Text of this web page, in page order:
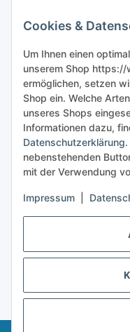
Cookies &
Um Ihnen einen
unserem Shop
ermöglichen, setzen
Shop ein. Welche
unseres Shops
Informationen dazu,
Datenschutzerklärung
nebenstehenden
mit der Verwendung
Impressum
* Alle Preise inkl. gesetzlicher